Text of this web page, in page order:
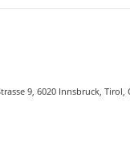
9, 6020 Innsbruck,